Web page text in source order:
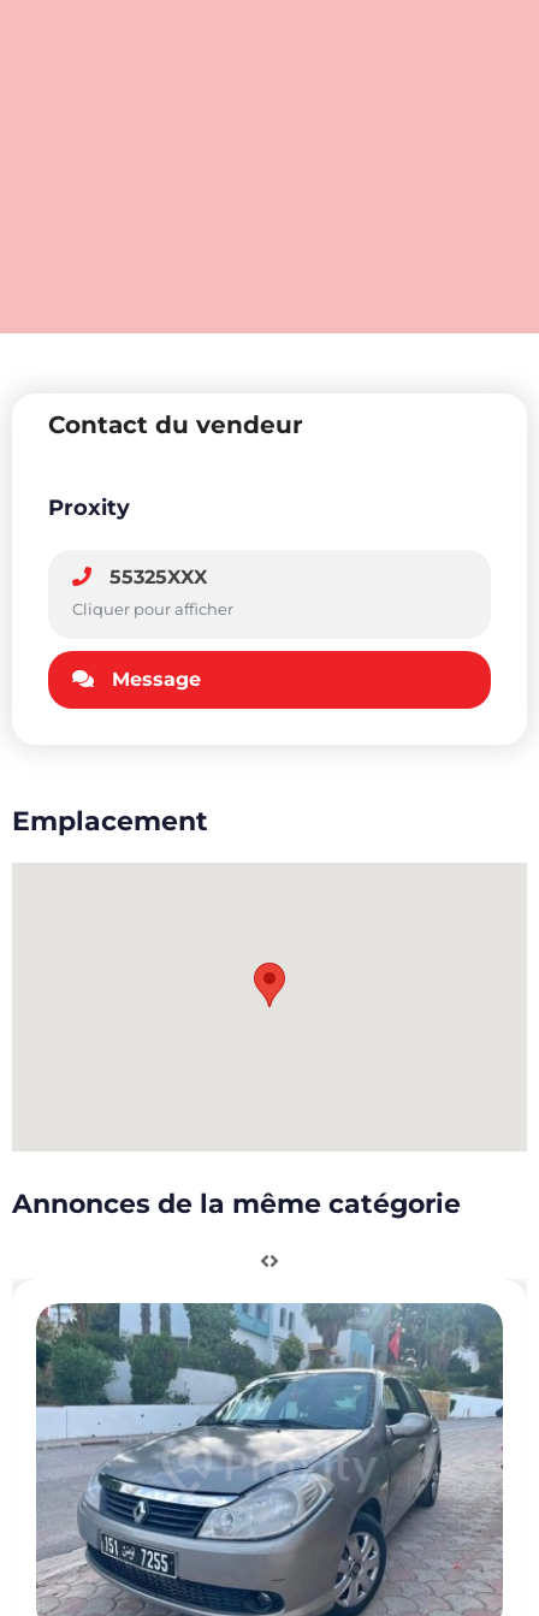
Contact du vendeur
Proxity
55325XXX
Cliquer pour afficher
Message
Emplacement
Annonces de la même catégorie